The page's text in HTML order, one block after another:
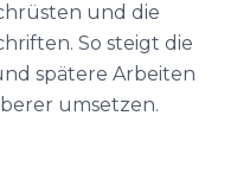
und die
So steigt die
spätere Arbeiten
umsetzen.